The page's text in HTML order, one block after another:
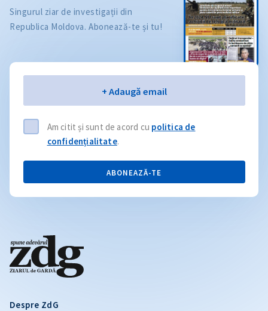
Despre ZdG
Singurul ziar de investigații din
Republica Moldova. Abonează-te și tu!
+ Adaugă email
Am citit și sunt de acord cu politica de
confidențialitate.
ABONEAZĂ-TE